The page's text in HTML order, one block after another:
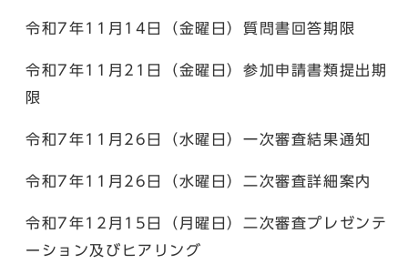
令和7年11月14日（金曜日）質問書回答期限
令和7年11月21日（金曜日）参加申請書類提出期
限
令和7年11月26日（水曜日）一次審査結果通知
令和7年11月26日（水曜日）二次審査詳細案内
令和7年12月15日（月曜日）二次審査プレゼンテ
ーション及びヒアリング